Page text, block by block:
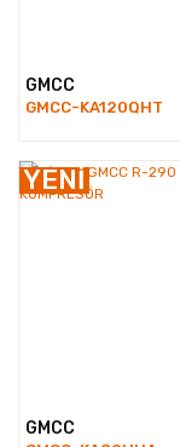
GMCC
GMCC-KA120QHT
YENİ
GMCC